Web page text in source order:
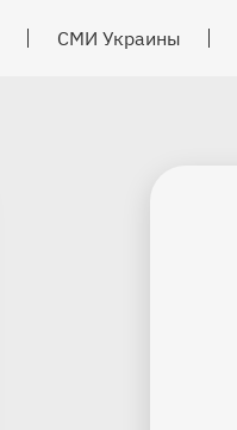
СМИ Украины